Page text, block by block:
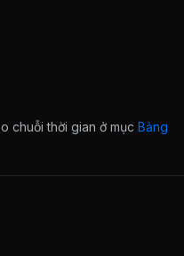
chuỗi thời gian ở mục Bảng